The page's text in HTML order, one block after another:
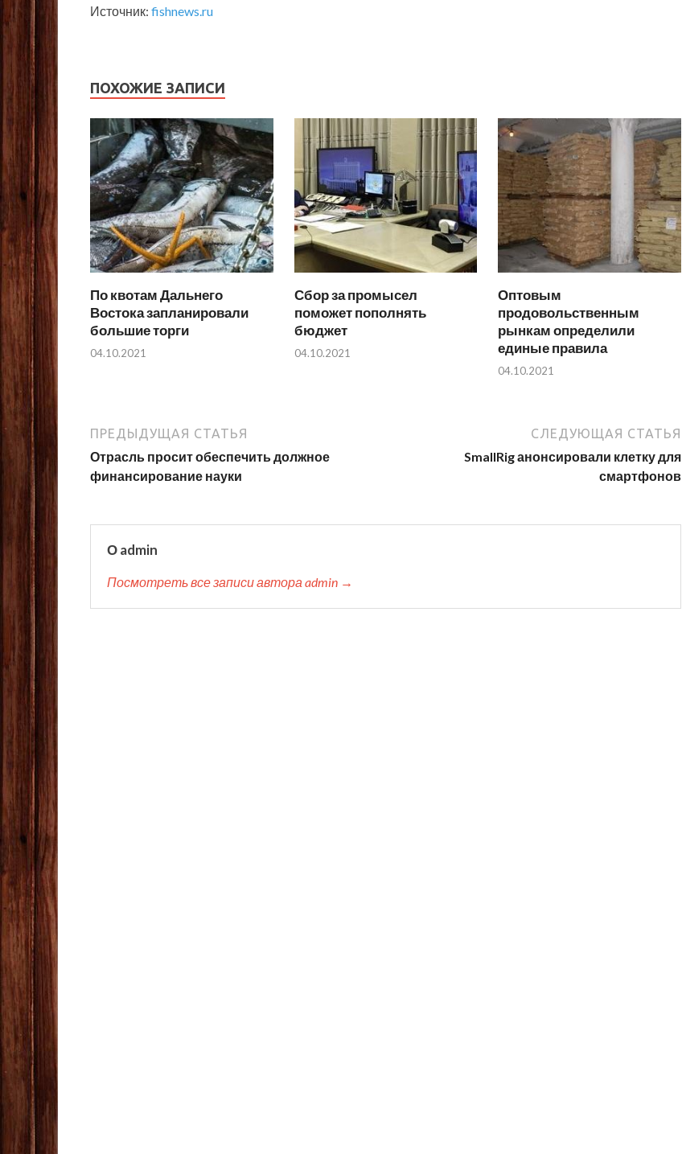
Источник: fishnews.ru
ПОХОЖИЕ ЗАПИСИ
По квотам Дальнего
Востока запланировали
большие торги
04.10.2021
Сбор за промысел
поможет пополнять
бюджет
04.10.2021
Оптовым
продовольственным
рынкам определили
единые правила
04.10.2021
ПРЕДЫДУЩАЯ СТАТЬЯ
Отрасль просит обеспечить должное
финансирование науки
СЛЕДУЮЩАЯ СТАТЬЯ
SmallRig анонсировали клетку для
смартфонов
О admin
Посмотреть все записи автора admin →